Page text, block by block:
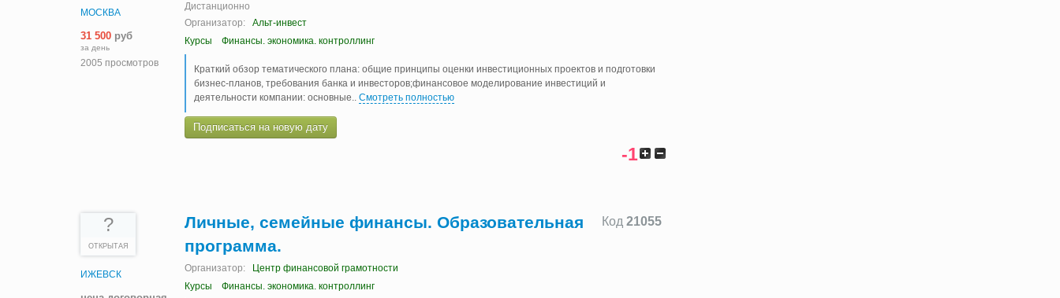
МОСКВА
31 500 руб
за день
2005 просмотров
Дистанционно
Организатор:
Альт-инвест
Курсы
Финансы. экономика. контроллинг
Краткий обзор тематического плана: общие принципы оценки инвестиционных проектов и подготовки
бизнес-планов, требования банка и инвесторов;финансовое моделирование инвестиций и
деятельности компании: основные
Смотреть полностью
Подписаться на новую дату
-1
?
ОТКРЫТАЯ
ИЖЕВСК
Код 21055
Личные, семейные финансы. Образовательная
программа.
Организатор:
Центр финансовой грамотности
Курсы
Финансы. экономика. контроллинг